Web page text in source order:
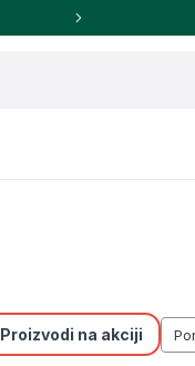
Proizvodi na akciji